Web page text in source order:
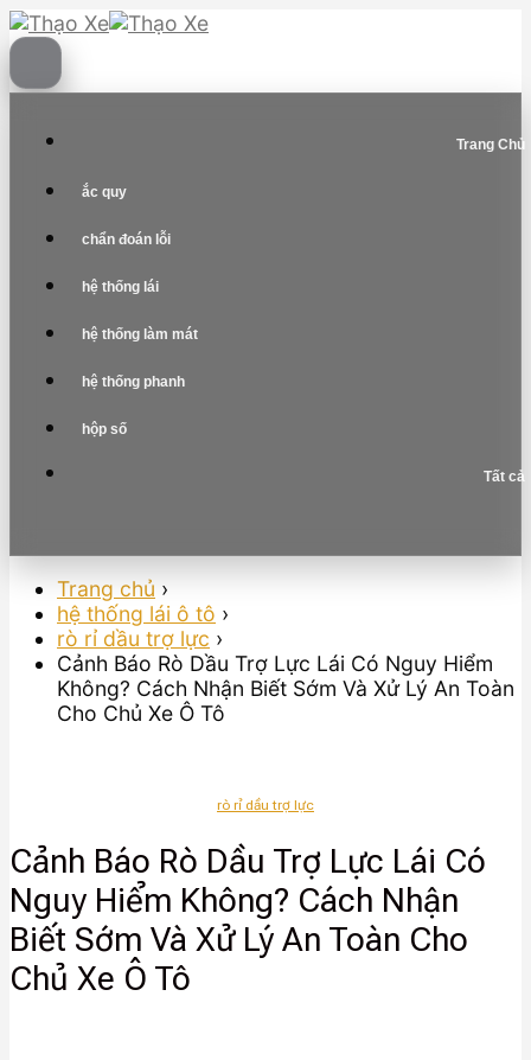
Skip
to
content
Trang Chủ
ắc quy
chẩn đoán lỗi
hệ thống lái
hệ thống làm mát
hệ thống phanh
hộp số
Tất cả
Trang chủ ›
hệ thống lái ô tô ›
rò rỉ dầu trợ lực ›
Cảnh Báo Rò Dầu Trợ Lực Lái Có Nguy Hiểm
Không? Cách Nhận Biết Sớm Và Xử Lý An Toàn
Cho Chủ Xe Ô Tô
rò rỉ dầu trợ lực
Cảnh Báo Rò Dầu Trợ Lực Lái Có
Nguy Hiểm Không? Cách Nhận
Biết Sớm Và Xử Lý An Toàn Cho
Chủ Xe Ô Tô